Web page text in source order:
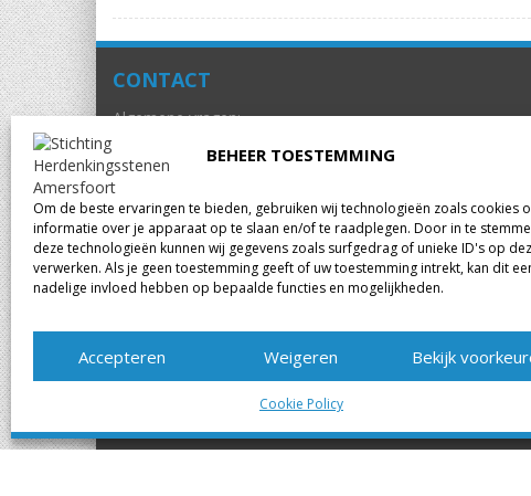
BEHEER TOESTEMMING
Om de beste ervaringen te bieden, gebruiken wij technologieën zoals cookies
informatie over je apparaat op te slaan en/of te raadplegen. Door in te
deze technologieën kunnen wij gegevens zoals surfgedrag of unieke ID's op
verwerken. Als je geen toestemming geeft of uw toestemming intrekt, kan dit
nadelige invloed hebben op bepaalde functies en mogelijkheden.
Accepteren Weigeren Bekijk
Cookie Policy
CONTACT
Algemene vragen:
info@herdenkingsstenenamersfoort.nl